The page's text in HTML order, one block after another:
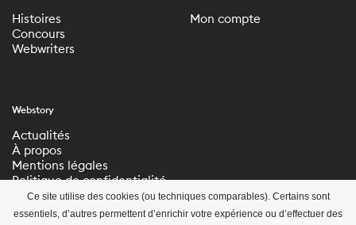
Histoires
Concours
Webwriters
Mon compte
Webstory
Actualités
À propos
Mentions légales
Politique de confidentialité
Paramètres de
confidentialité
Ce site utilise des cookies (ou techniques comparables). Certains sont
essentiels, d’autres permettent d’enrichir votre expérience ou d’effectuer des